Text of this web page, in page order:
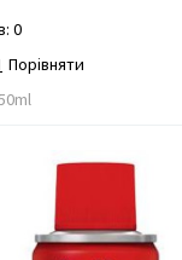
0
Порівняти